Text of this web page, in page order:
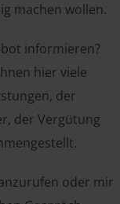
machen wollen.
informieren?
hier viele
der
der Vergütung
oder mir